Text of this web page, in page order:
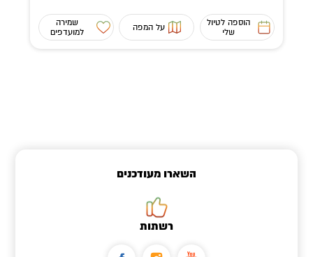
הוספה לטיול
שלי
על המפה
שמירה
למועדפים
השארו מעודכנים
רשתות